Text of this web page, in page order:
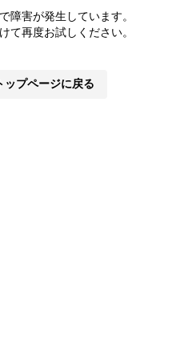
障害が発生しています。
て再度お試しください。
ップページに戻る